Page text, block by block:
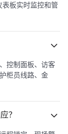
板实时监控和管
控制面板、访客
柜员线路、金
？